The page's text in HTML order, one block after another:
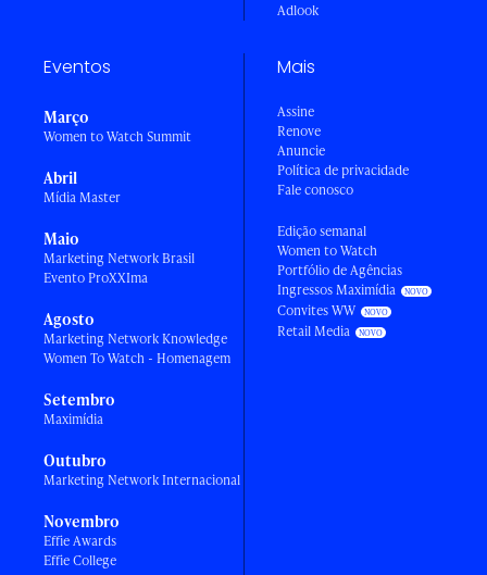
Adlook
Eventos
Março
Women to Watch Summit
Abril
Mídia Master
Maio
Marketing Network Brasil
Evento ProXXIma
Agosto
Marketing Network Knowledge
Women To Watch - Homenagem
Setembro
Maximídia
Outubro
Marketing Network Internacional
Novembro
Effie Awards
Effie College
Mais
Assine
Renove
Anuncie
Política de privacidade
Fale conosco
Edição semanal
Women to Watch
Portfólio de Agências
Ingressos Maximídia
Convites WW
Retail Media